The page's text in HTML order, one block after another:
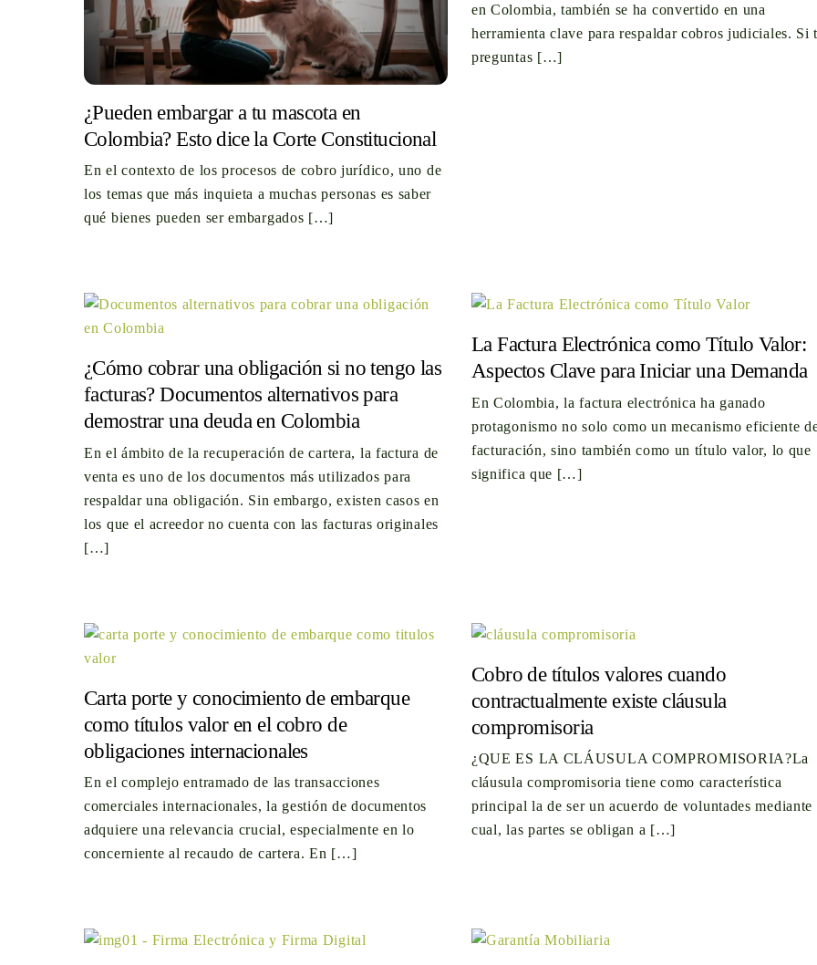
¿Pueden embargar a tu mascota en
Colombia? Esto dice la Corte Constitucional
En el contexto de los procesos de cobro jurídico, uno de
los temas que más inquieta a muchas personas es saber
qué bienes pueden ser embargados […]
en Colombia, también se ha convertido en una
herramienta clave para respaldar cobros judiciales. Si
preguntas […]
¿Cómo cobrar una obligación si no tengo las
facturas? Documentos alternativos para
demostrar una deuda en Colombia
En el ámbito de la recuperación de cartera, la factura de
venta es uno de los documentos más utilizados para
respaldar una obligación. Sin embargo, existen casos en
los que el acreedor no cuenta con las facturas originales
[…]
La Factura Electrónica como Título Valor:
Aspectos Clave para Iniciar una Demanda
En Colombia, la factura electrónica ha ganado
protagonismo no solo como un mecanismo eficiente
facturación, sino también como un título valor, lo que
significa que […]
Carta porte y conocimiento de embarque
como títulos valor en el cobro de
obligaciones internacionales
En el complejo entramado de las transacciones
comerciales internacionales, la gestión de documentos
adquiere una relevancia crucial, especialmente en lo
concerniente al recaudo de cartera. En […]
Cobro de títulos valores cuando
contractualmente existe cláusula
compromisoria
¿QUE ES LA CLÁUSULA COMPROMISORIA?La
cláusula compromisoria tiene como característica
principal la de ser un acuerdo de voluntades mediante
cual, las partes se obligan a […]